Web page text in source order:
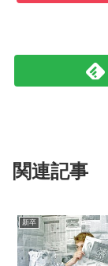
関連記事
新卒